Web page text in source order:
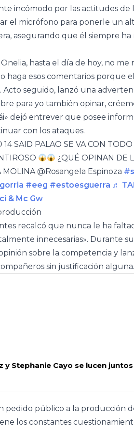
incómodo por las actitudes de
el micrófono para ponerle un
asegurando que él siempre
hasta el día de hoy, no
haga esos comentarios porque
Acto seguido, lanzó una
para yo también opinar,
dejó entrever que posee
con los ataques.
14 SAID PALAO SE VA CON
¿QUÉ OPINAN DE
@Rosangela Espinoza
#eeg #estoesguerra ♬
& Mc Gw
recalcó que nunca le ha
innecesarias». Durante
sobre la competencia y
sin justificación alguna.
y Stephanie Cayo se lucen
pedido público a la producción
los constantes